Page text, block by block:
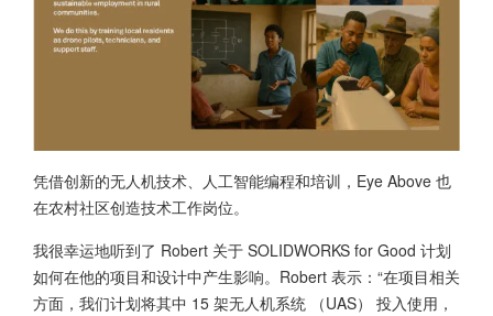
凭借创新的无人机技术、人工智能编程和培训，Eye Above 也
在农村社区创造技术工作岗位。
我很幸运地听到了 Robert 关于 SOLIDWORKS for Good 计划
如何在他的项目和设计中产生影响。Robert 表示：“在项目相关
方面，我们计划将其中 15 架无人机系统 （UAS） 投入使用，